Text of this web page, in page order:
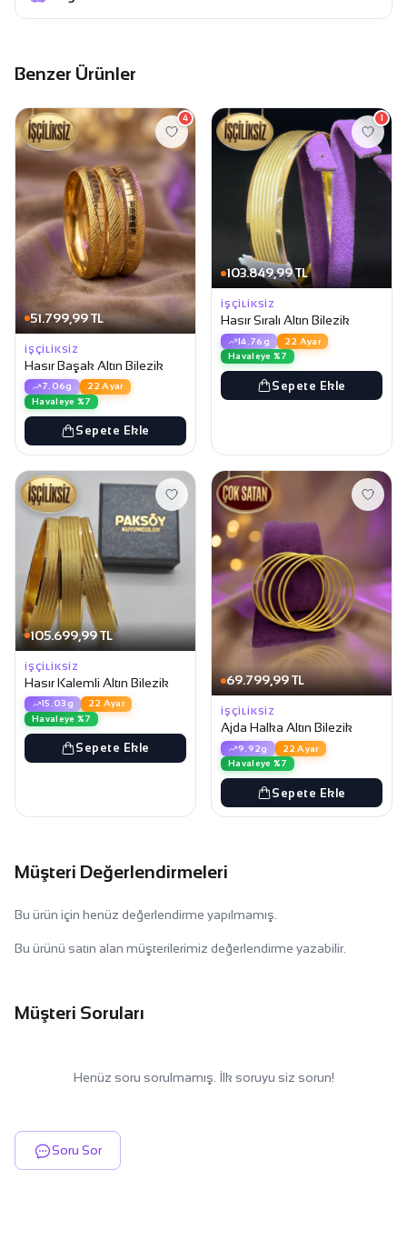
Benzer Ürünler
51.799,99 TL
4
İŞÇILIKSIZ
Hasır Başak Altın Bilezik
7.06g
22 Ayar
Havaleye %7
Sepete Ekle
103.849,99 TL
1
İŞÇILIKSIZ
Hasır Sıralı Altın Bilezik
14.76g
22 Ayar
Havaleye %7
Sepete Ekle
105.699,99 TL
İŞÇILIKSIZ
Hasır Kalemli Altın Bilezik
15.03g
22 Ayar
Havaleye %7
Sepete Ekle
69.799,99 TL
İŞÇILIKSIZ
Ajda Halka Altın Bilezik
9.92g
22 Ayar
Havaleye %7
Sepete Ekle
Müşteri Değerlendirmeleri
Bu ürün için henüz değerlendirme yapılmamış.
Bu ürünü satın alan müşterilerimiz değerlendirme yazabilir.
Müşteri Soruları
Henüz soru sorulmamış. İlk soruyu siz sorun!
Soru Sor